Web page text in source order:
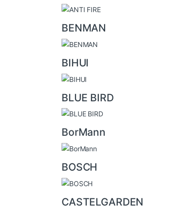
BENMAN
BIHUI
BLUE BIRD
BorMann
BOSCH
CASTELGARDEN